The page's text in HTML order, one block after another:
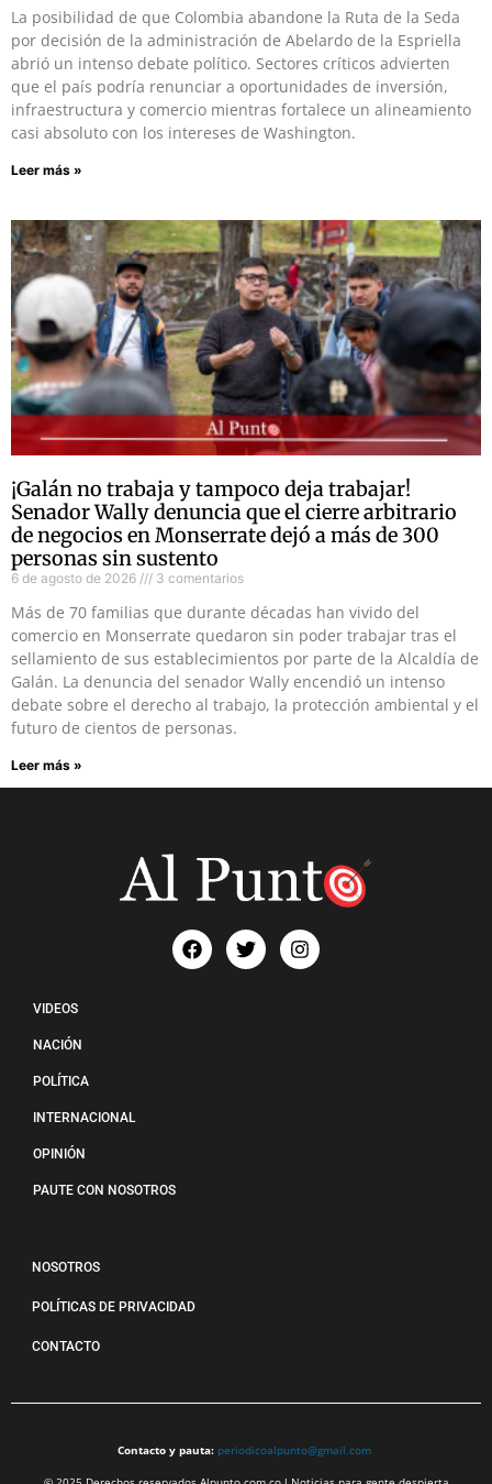
La posibilidad de que Colombia abandone la Ruta de la Seda
por decisión de la administración de Abelardo de la Espriella
abrió un intenso debate político. Sectores críticos advierten
que el país podría renunciar a oportunidades de inversión,
infraestructura y comercio mientras fortalece un alineamiento
casi absoluto con los intereses de Washington.
Leer más »
¡Galán no trabaja y tampoco deja trabajar!
Senador Wally denuncia que el cierre arbitrario
de negocios en Monserrate dejó a más de 300
personas sin sustento
6 de agosto de 2026 3 comentarios
Más de 70 familias que durante décadas han vivido del
comercio en Monserrate quedaron sin poder trabajar tras el
sellamiento de sus establecimientos por parte de la Alcaldía de
Galán. La denuncia del senador Wally encendió un intenso
debate sobre el derecho al trabajo, la protección ambiental y el
futuro de cientos de personas.
Leer más »
VIDEOS
NACIÓN
POLÍTICA
INTERNACIONAL
OPINIÓN
PAUTE CON NOSOTROS
NOSOTROS
POLÍTICAS DE PRIVACIDAD
CONTACTO
Contacto y pauta: periodicoalpunto@gmail.com